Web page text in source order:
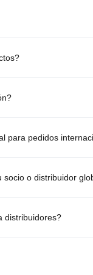
para pedidos
socio o distribuidor
distribuidores?